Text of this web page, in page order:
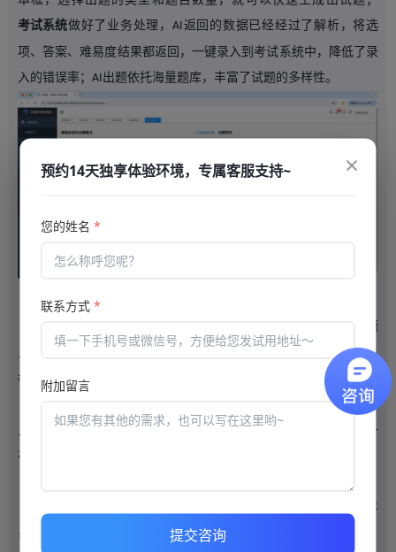
考试系统做好了业务处理， AI返回的数据已经经过了解析，将选
项、答案、难易度结果都返回，一键录入到考试系统中，降低了录
入的错误率； AI出题依托海量题库，丰富了试题的多样性。
excel 批量导入
excel
批量导入需要将试题信息整理到表格模板中，通过系统界面
上传导入文件将试题一次性的导入到系统中。适用于试题数量多且
格式统一的场景。
特点：通过
表格的形式可以将大量试题导入，提高了试题录
入的工作效率；统一格式要求，确保导入的准确性和一致性；统一
在
内容，通过粘贴的方式导入到系统中；从三方平
台得到试题结果整理后一并导入到系统中。
×
预约14天独享体验环境，专属客服支持~
您的姓名*
联系方式*
附加留言
提交咨询